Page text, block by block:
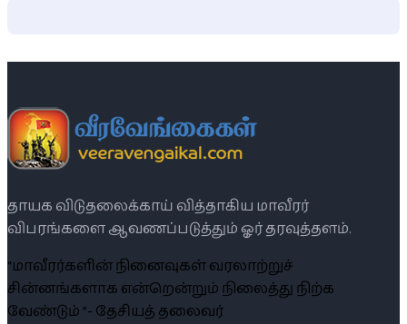
தாயக விடுதலைக்காய் வித்தாகிய மாவீரர்
விபரங்களை ஆவணப்படுத்தும் ஓர் தரவுத்தளம்.
“மாவீரர்களின் நினைவுகள் வரலாற்றுச்
சின்னங்களாக என்றென்றும் நிலைத்து நிற்க
வேண்டும் ”- தேசியத் தலைவர்